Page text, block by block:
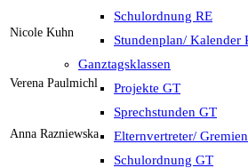
Schulordnung RE
Stundenplan/ Kalender
Ganztagsklassen
Projekte GT
Sprechstunden GT
Elternvertreter/
Schulordnung GT
Nicole Kuhn
Verena Paulmichl
Anna Razniewska